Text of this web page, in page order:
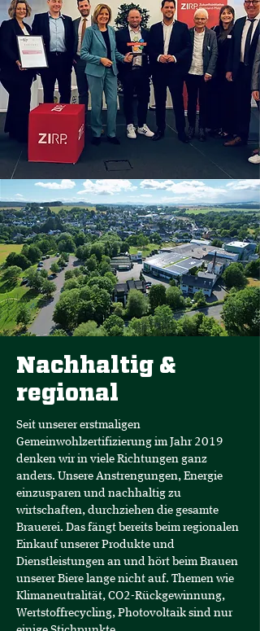
Nachhaltig &
regional
Seit unserer erstmaligen
Gemeinwohlzertifizierung im Jahr 2019
denken wir in viele Richtungen ganz
anders. Unsere Anstrengungen, Energie
einzusparen und nachhaltig zu
wirtschaften, durchziehen die gesamte
Brauerei. Das fängt bereits beim regionalen
Einkauf unserer Produkte und
Dienstleistungen an und hört beim Brauen
unserer Biere lange nicht auf. Themen wie
Klimaneutralität, CO2-Rückgewinnung,
Wertstoffrecycling, Photovoltaik sind nur